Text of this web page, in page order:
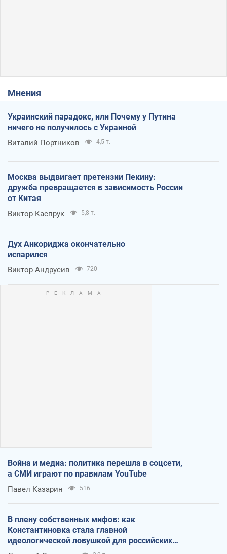
Мнения
Украинский парадокс, или Почему у Путина
ничего не получилось с Украиной
Виталий Портников 4,5 т.
Москва выдвигает претензии Пекину:
дружба превращается в зависимость России
от Китая
Виктор Каспрук 5,8 т.
Дух Анкориджа окончательно
испарился
Виктор Андрусив 720
Война и медиа: политика перешла в соцсети,
а СМИ играют по правилам YouTube
Павел Казарин 516
В плену собственных мифов: как
Константиновка стала главной
идеологической ловушкой для российских
оккупантов